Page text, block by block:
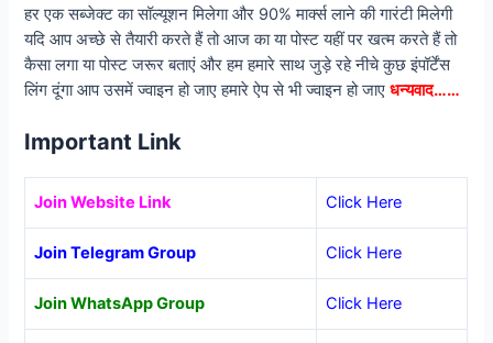
हर एक सब्जेक्ट का सॉल्यूशन मिलेगा और 90% मार्क्स लाने की गारंटी मिलेगी
यदि आप अच्छे से तैयारी करते हैं तो आज का या पोस्ट यहीं पर खत्म करते हैं तो
कैसा लगा या पोस्ट जरूर बताएं और हम हमारे साथ जुड़े रहे नीचे कुछ इंपॉर्टेंस
लिंग दूंगा आप उसमें ज्वाइन हो जाए हमारे ऐप से भी ज्वाइन हो जाएधन्यवाद……
Important Link
Join Website Link Click Here
Join Telegram Group Click Here
Join WhatsApp Group Click Here